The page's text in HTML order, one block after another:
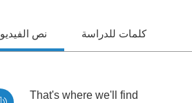
نص الفيديو كلمات للدراسة
That's where we'll
find